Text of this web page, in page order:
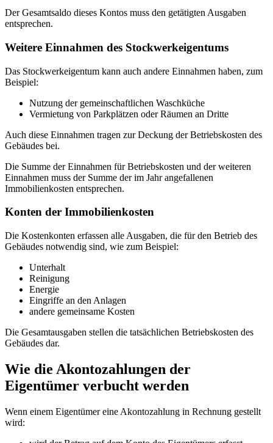
Der Gesamtsaldo dieses Kontos muss den getätigten Ausgaben
entsprechen.
Weitere Einnahmen des Stockwerkeigentums
Das Stockwerkeigentum kann auch andere Einnahmen haben, zum
Beispiel:
Nutzung der gemeinschaftlichen Waschküche
Vermietung von Parkplätzen oder Räumen an Dritte
Auch diese Einnahmen tragen zur Deckung der Betriebskosten des
Gebäudes bei.
Die Summe der Einnahmen für Betriebskosten und der weiteren
Einnahmen muss der Summe der im Jahr angefallenen
Immobilienkosten entsprechen.
Konten der Immobilienkosten
Die Kostenkonten erfassen alle Ausgaben, die für den Betrieb des
Gebäudes notwendig sind, wie zum Beispiel:
Unterhalt
Reinigung
Energie
Eingriffe an den Anlagen
andere gemeinsame Kosten
Die Gesamtausgaben stellen die tatsächlichen Betriebskosten des
Gebäudes dar.
Wie die Akontozahlungen der
Eigentümer verbucht werden
Wenn einem Eigentümer eine Akontozahlung in Rechnung gestellt
wird: